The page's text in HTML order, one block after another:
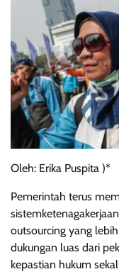
Oleh: Erika Puspita )*
Pemerintah terus
outsourcing yang
dukungan luas dari
kepastian hukum